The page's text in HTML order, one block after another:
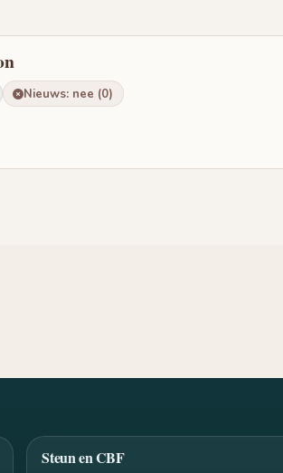
Nieuws: nee (0)
Steun en CBF